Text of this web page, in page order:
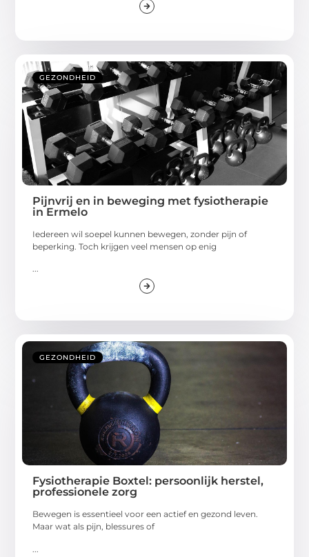
GEZONDHEID
Pijnvrij en in beweging met fysiotherapie
in Ermelo
Iedereen wil soepel kunnen bewegen, zonder pijn of
beperking. Toch krijgen veel mensen op enig
...
GEZONDHEID
Fysiotherapie Boxtel: persoonlijk herstel,
professionele zorg
Bewegen is essentieel voor een actief en gezond leven.
Maar wat als pijn, blessures of